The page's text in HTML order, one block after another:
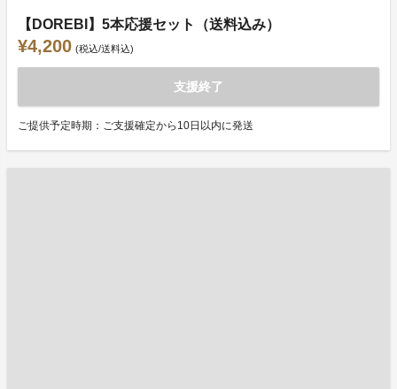
【DOREBI】5本応援セット（送料込み）
¥4,200 (税込/送料込)
支援終了
ご提供予定時期：ご支援確定から10日以内に発送